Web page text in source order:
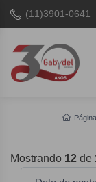
(11)3901-0641
Mostrando 12 de